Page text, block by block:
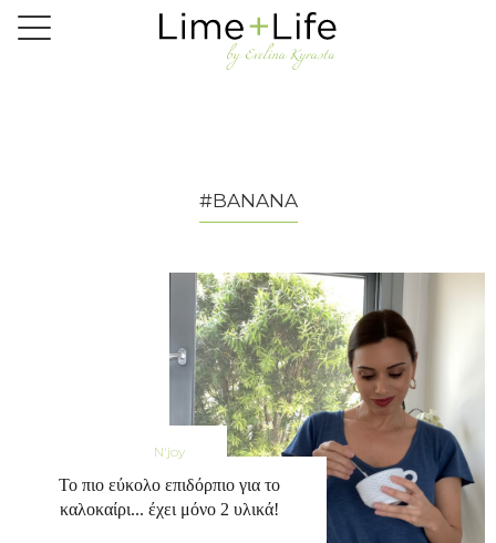
Skip
to
#BANANA
N'joy
Το πιο εύκολο επιδόρπιο για το
καλοκαίρι... έχει μόνο 2 υλικά!